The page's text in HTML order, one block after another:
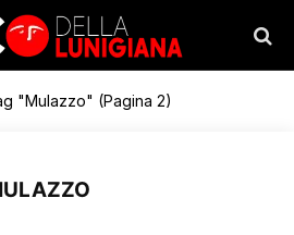
"Mulazzo" (Pagina 2)